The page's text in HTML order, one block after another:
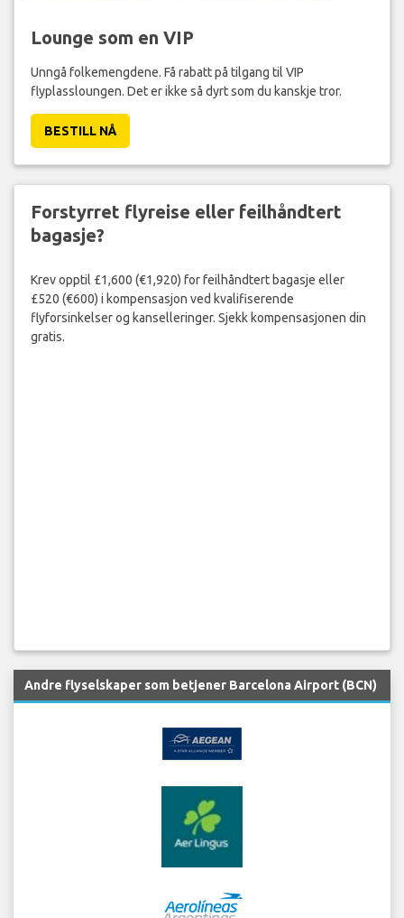
Lounge som en VIP
Unngå folkemengdene. Få rabatt på tilgang til VIP
flyplassloungen. Det er ikke så dyrt som du kanskje tror.
BESTILL NÅ
Forstyrret flyreise eller feilhåndtert
bagasje?
Krev opptil £1,600 (€1,920) for feilhåndtert bagasje eller
£520 (€600) i kompensasjon ved kvalifiserende
flyforsinkelser og kanselleringer. Sjekk kompensasjonen din
gratis.
Andre flyselskaper som betjener Barcelona Airport (BCN)